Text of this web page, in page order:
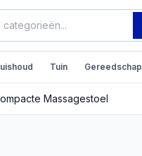
Tuin Gereedschap
Massagestoel